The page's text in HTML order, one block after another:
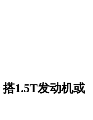
1.5T发动机或